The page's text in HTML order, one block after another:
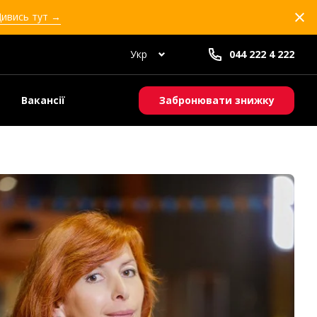
тут →
Укр 044 222 4 222
Вакансії Забронювати знижку